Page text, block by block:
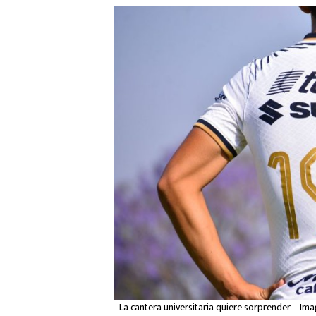
La cantera universitaria quiere sorprender –